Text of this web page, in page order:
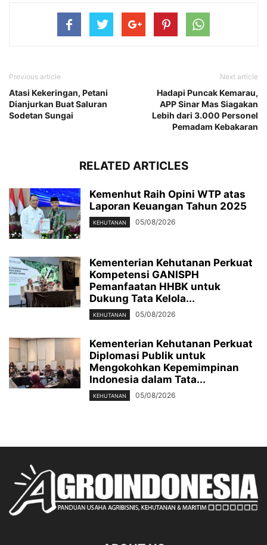
Previous article
Atasi Kekeringan, Petani
Dianjurkan Buat Saluran
Sodetan Sungai
Next article
Hadapi Puncak Kemarau,
APP Sinar Mas Siagakan
Lebih dari 3.000 Personel
Pemadam Kebakaran
RELATED ARTICLES
Kemenhut Raih Opini WTP atas
Laporan Keuangan Tahun 2025
KEHUTANAN 05/08/2026
Kementerian Kehutanan Perkuat
Kompetensi GANISPH
Pemanfaatan HHBK untuk
Dukung Tata Kelola...
KEHUTANAN 05/08/2026
Kementerian Kehutanan Perkuat
Diplomasi Publik untuk
Mengokohkan Kepemimpinan
Indonesia dalam Tata...
KEHUTANAN 05/08/2026